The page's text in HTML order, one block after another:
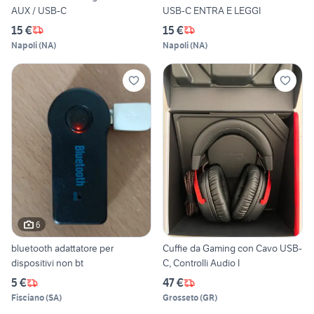
AUX / USB-C
15 €
Napoli(NA)
USB-C ENTRA E LEGGI
15 €
Napoli(NA)
6
bluetooth adattatore per
dispositivi non bt
5 €
Fisciano(SA)
Cuffie da Gaming con Cavo USB-
C, Controlli Audio I
47 €
Grosseto(GR)